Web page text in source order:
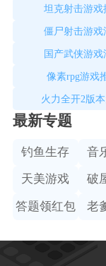
坦克射击游戏
僵尸射击游戏
国产武侠游戏
像素rpg游戏
火力全开2版
最新专题
钓鱼生存 音
天美游戏 破
答题领红包 老